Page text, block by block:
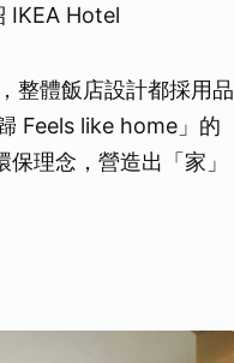
IKEA Hotel
整體飯店設計都採用品
Feels like home」的
理念，營造出「家」